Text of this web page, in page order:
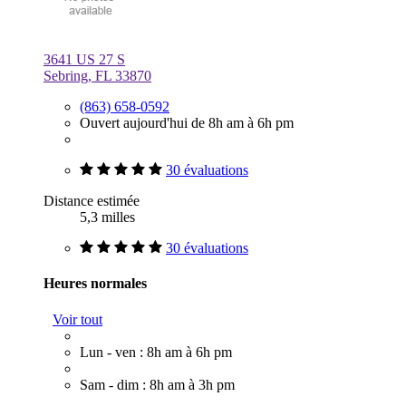
3641 US 27 S
Sebring, FL 33870
(863) 658-0592
Ouvert aujourd'hui de 8h am à 6h pm
30 évaluations
Distance estimée
5,3 milles
30 évaluations
Heures normales
Voir tout
Lun - ven : 8h am à 6h pm
Sam - dim : 8h am à 3h pm